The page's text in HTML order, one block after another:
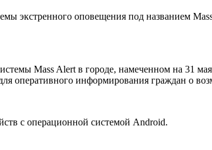
экстренного оповещения под названием
Mass Alert в городе, намеченном на 31
оперативного информирования граждан о
с операционной системой Android.